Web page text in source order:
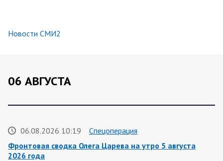
Новости СМИ2
06 АВГУСТА
06.08.2026 10:19
Спецоперация
Фронтовая сводка Олега Царева на утро 5 августа
2026 года